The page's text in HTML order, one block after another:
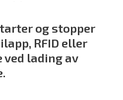
og stopper
RFID eller
ved lading av